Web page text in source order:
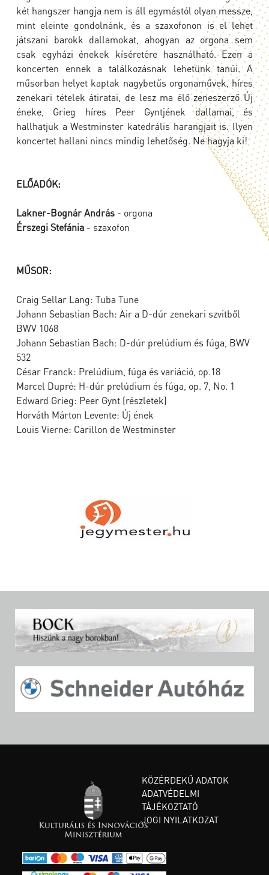
két hangszer hangja nem is áll egymástól olyan messze,
mint eleinte gondolnánk, és a szaxofonon is el lehet
játszani barokk dallamokat, ahogyan az orgona sem
csak egyházi énekek kíséretére használható. Ezen a
koncerten ennek a találkozásnak lehetünk tanúi. A
műsorban helyet kaptak nagybetűs orgonaművek, híres
zenekari tételek átiratai, de lesz ma élő zeneszerző Új
éneke, Grieg híres Peer Gyntjének dallamai, és
hallhatjuk a Westminster katedrális harangjait is. Ilyen
koncertet hallani nincs mindig lehetőség. Ne hagyja ki!
ELŐADÓK:
Lakner-Bognár András - orgona
Érszegi Stefánia - szaxofon
MŰSOR:
Craig Sellar Lang: Tuba Tune
Johann Sebastian Bach: Air a D-dúr zenekari szvitből
BWV 1068
Johann Sebastian Bach: D-dúr prelúdium és fúga, BWV
532
César Franck: Prelúdium, fúga és variáció, op.18
Marcel Dupré: H-dúr prelúdium és fúga, op. 7, No. 1
Edward Grieg: Peer Gynt (részletek)
Horváth Márton Levente: Új ének
Louis Vierne: Carillon de Westminster
KÖZÉRDEKŰ ADATOK
ADATVÉDELMI
TÁJÉKOZTATÓ
JOGI NYILATKOZAT